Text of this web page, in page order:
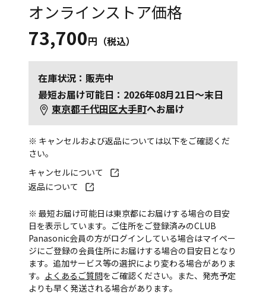
オンラインストア価格
73,700円（税込）
在庫状況：販売中
最短お届け可能日：2026年08月21日～末日
東京都千代田区大手町へお届け
※ キャンセルおよび返品については以下をご確認くだ
さい。
キャンセルについて
返品について
※ 最短お届け可能日は東京都にお届けする場合の目安
日を表示しています。ご住所をご登録済みのCLUB
Panasonic会員の方がログインしている場合はマイペー
ジにご登録の会員住所にお届けする場合の目安日となり
ます。追加サービス等の選択により変わる場合がありま
す。 よくあるご質問をご確認ください。また、発売予定
よりも早く発送される場合があります。